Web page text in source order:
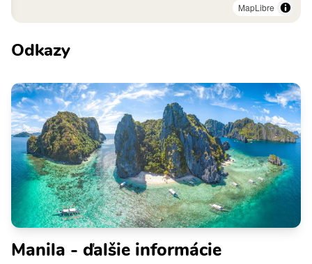
MapLibre
Odkazy
Manila - ďalšie informácie